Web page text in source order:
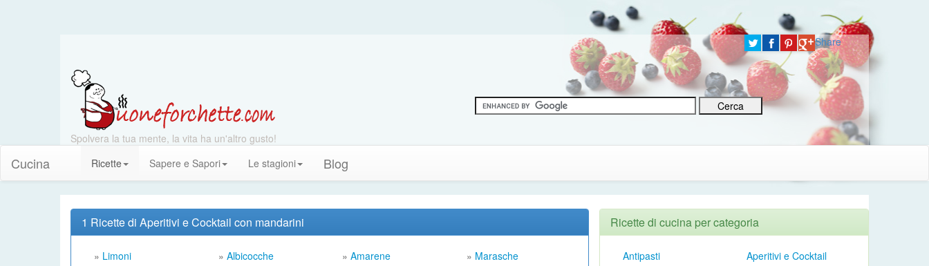
Share
Spolvera la tua mente, la vita ha un'altro gusto!
Cucina Ricette Sapere e Sapori Le stagioni Blog
1 Ricette di Aperitivi e Cocktail con mandarini
» Limoni » Albicocche » Amarene » Marasche
Ricette di cucina per categoria
Antipasti
Aperitivi e Cocktail